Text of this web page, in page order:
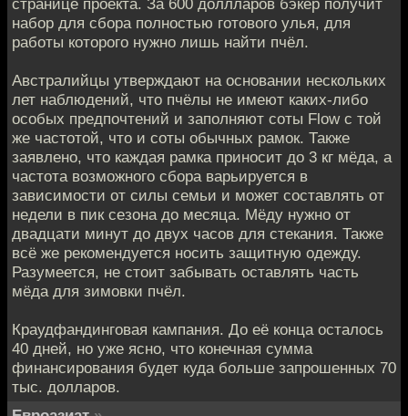
странице проекта. За 600 доллларов бэкер получит
набор для сбора полностью готового улья, для
работы которого нужно лишь найти пчёл.
Австралийцы утверждают на основании нескольких
лет наблюдений, что пчёлы не имеют каких-либо
особых предпочтений и заполняют соты Flow с той
же частотой, что и соты обычных рамок. Также
заявлено, что каждая рамка приносит до 3 кг мёда, а
частота возможного сбора варьируется в
зависимости от силы семьи и может составлять от
недели в пик сезона до месяца. Мёду нужно от
двадцати минут до двух часов для стекания. Также
всё же рекомендуется носить защитную одежду.
Разумеется, не стоит забывать оставлять часть
мёда для зимовки пчёл.
Краудфандинговая кампания. До её конца осталось
40 дней, но уже ясно, что конечная сумма
финансирования будет куда больше запрошенных 70
тыс. долларов.